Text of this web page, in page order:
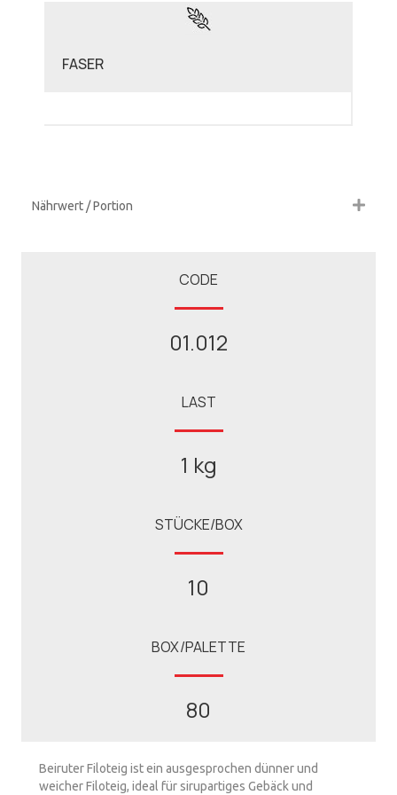
FASER
Nährwert / Portion
CODE
01.012
LAST
1 kg
STÜCKE/BOX
10
BOX/PALETTE
80
Beiruter Filoteig ist ein ausgesprochen dünner und
weicher Filoteig, ideal für sirupartiges Gebäck und